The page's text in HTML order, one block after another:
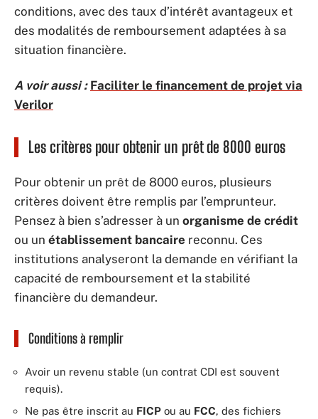
conditions, avec des taux d’intérêt avantageux et
des modalités de remboursement adaptées à sa
situation financière.
A voir aussi : Faciliter le financement de projet via
Verilor
Les critères pour obtenir un prêt de 8000 euros
Pour obtenir un prêt de 8000 euros, plusieurs
critères doivent être remplis par l’emprunteur.
Pensez à bien s’adresser à un organisme de crédit
ou un établissement bancaire reconnu. Ces
institutions analyseront la demande en vérifiant la
capacité de remboursement et la stabilité
financière du demandeur.
Conditions à remplir
Avoir un revenu stable (un contrat CDI est souvent
requis).
Ne pas être inscrit au FICP ou au FCC, des fichiers